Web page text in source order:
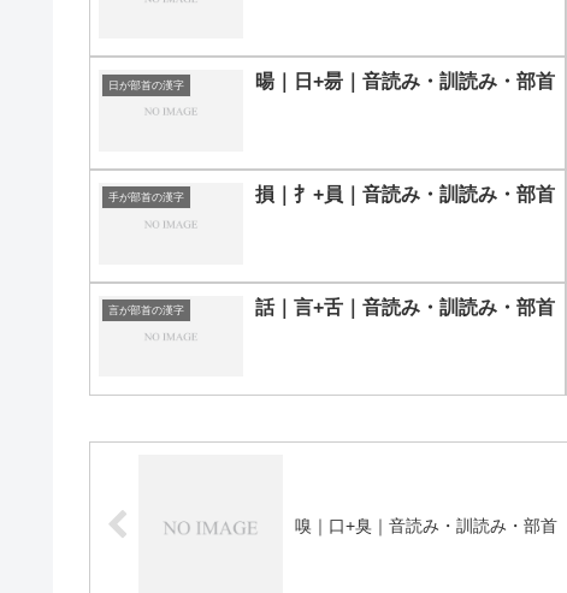
日が部首の漢字 暘｜日+昜｜音読み・訓読み・部首
手が部首の漢字 損｜扌+員｜音読み・訓読み・部首
言が部首の漢字 話｜言+舌｜音読み・訓読み・部首
嗅｜口+臭｜音読み・訓読み・部首